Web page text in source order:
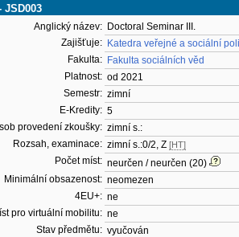
JSD003
Anglický název: Doctoral Seminar III.
Zajišťuje: Katedra veřejné a sociální
Fakulta: Fakulta sociálních věd
Platnost: od 2021
Semestr: zimní
E-Kredity: 5
provedení zkoušky: zimní s.:
Rozsah, examinace: zimní s.:0/2, Z [HT]
Počet míst: neurčen / neurčen (20)
Minimální obsazenost: neomezen
4EU+: ne
pro virtuální mobilitu: ne
Stav předmětu: vyučován